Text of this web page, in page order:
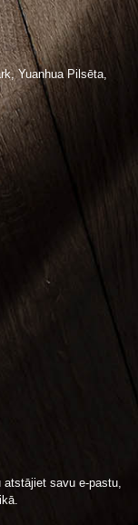
Yuanhua Pilsēta,
atstājiet savu e-pastu,